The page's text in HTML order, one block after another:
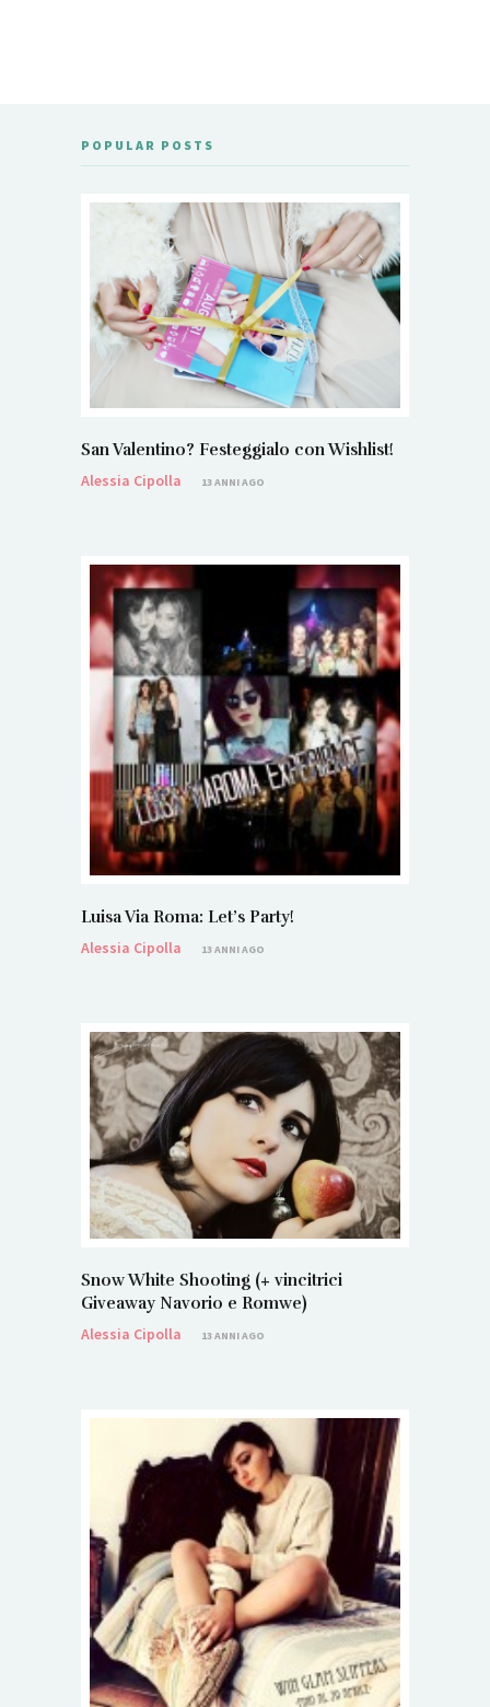
POPULAR POSTS
San Valentino? Festeggialo con Wishlist!
Alessia Cipolla
13 ANNI AGO
Luisa Via Roma: Let’s Party!
Alessia Cipolla
13 ANNI AGO
Snow White Shooting (+ vincitrici
Giveaway Navorio e Romwe)
Alessia Cipolla
13 ANNI AGO